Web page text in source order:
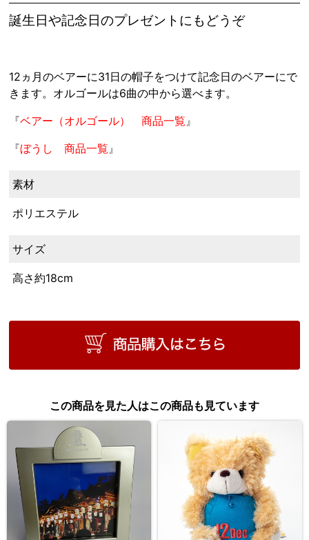
誕生日や記念日のプレゼントにもどうぞ
12ヵ月のベアーに31日の帽子をつけて記念日のベアーにで
きます。オルゴールは6曲の中から選べます。
『ベアー（オルゴール） 商品一覧 』
『ぼうし 商品一覧 』
素材
ポリエステル
サイズ
高さ約18cm
この商品を見た人はこの商品も見ています